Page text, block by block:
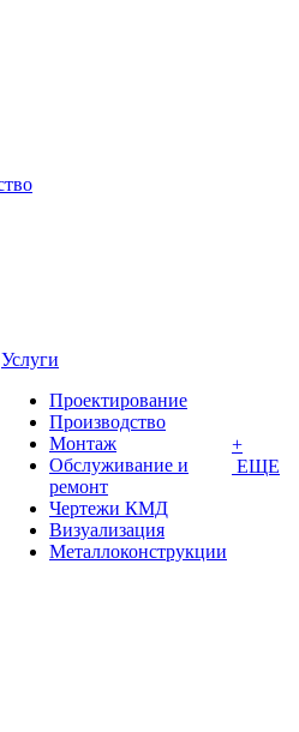
Услуги
Проектирование
Производство
Монтаж
Обслуживание и
ремонт
Чертежи КМД
Визуализация
Металлоконструкции
+
ЕЩЕ